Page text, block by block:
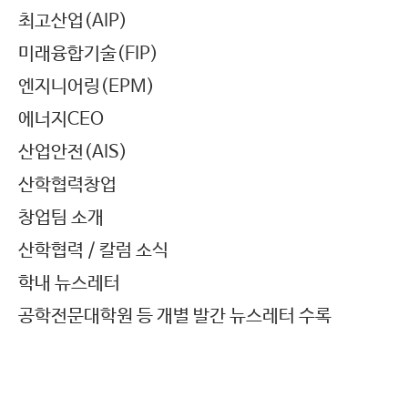
최고산업(AIP)
미래융합기술(FIP)
엔지니어링(EPM)
에너지CEO
산업안전(AIS)
산학협력창업
창업팀 소개
산학협력 / 칼럼 소식
학내 뉴스레터
공학전문대학원 등 개별 발간 뉴스레터 수록